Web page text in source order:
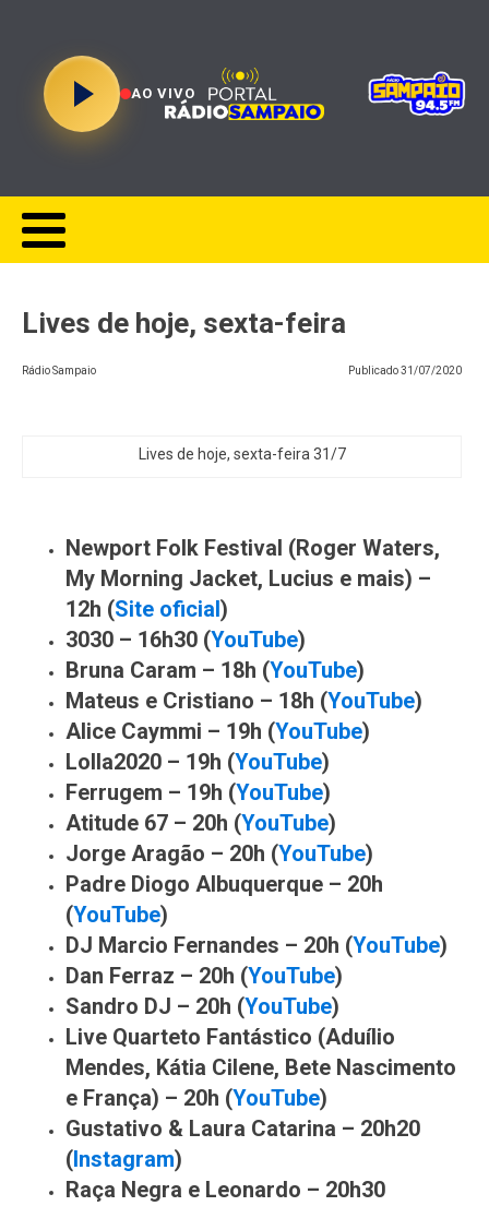
AO VIVO
Lives de hoje, sexta-feira
Rádio Sampaio Publicado31/07/2020
Lives de hoje, sexta-feira 31/7
Newport Folk Festival (Roger Waters,
My Morning Jacket, Lucius e mais) –
12h (Site oficial)
3030 – 16h30 (YouTube)
Bruna Caram – 18h (YouTube)
Mateus e Cristiano – 18h (YouTube)
Alice Caymmi – 19h (YouTube)
Lolla2020 – 19h (YouTube)
Ferrugem – 19h (YouTube)
Atitude 67 – 20h (YouTube)
Jorge Aragão – 20h (YouTube)
Padre Diogo Albuquerque – 20h
(YouTube)
DJ Marcio Fernandes – 20h (YouTube)
Dan Ferraz – 20h (YouTube)
Sandro DJ – 20h (YouTube)
Live Quarteto Fantástico (Aduílio
Mendes, Kátia Cilene, Bete Nascimento
e França) – 20h (YouTube)
Gustativo & Laura Catarina – 20h20
(Instagram)
Raça Negra e Leonardo – 20h30